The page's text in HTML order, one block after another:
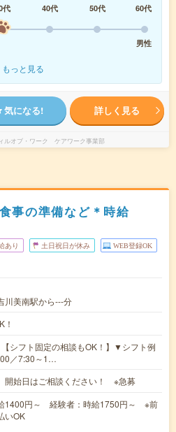
代 40代 50代
60代
男性
もっと見る
気になる! 詳しく見る
ルオブ・ワーク ケアワーク事業部
事の準備など＊時給
あり 土日祝日が休み WEB登録OK
川美南駅から---分
シフト固定の相談もOK！】▼シフト例
／7:30～1…
開始日はご相談ください！ ※急募
1400円～ 経験者：時給1750円～ ※前
いOK